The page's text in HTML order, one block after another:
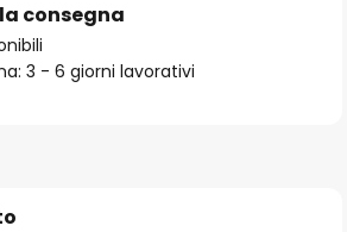
consegna
3 - 6 giorni lavorativi